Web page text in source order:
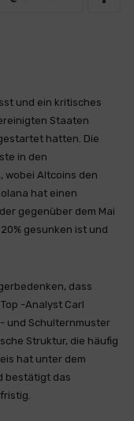
und ein kritisches
Staaten
hatten. Die
in den
wobei Altcoins den
hat einen
gegenüber dem Mai
gesunken ist und
dass
-Analyst Carl
und Schulternmuster
Struktur, die häufig
hat unter dem
bestätigt das